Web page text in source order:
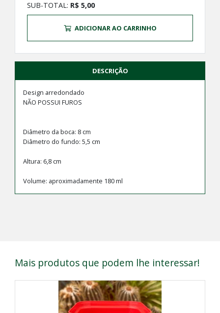
SUB-TOTAL: R$ 5,00
ADICIONAR AO CARRINHO
DESCRIÇÃO
Design arredondado
NÃO POSSUI FUROS
Diâmetro da boca: 8 cm
Diâmetro do fundo: 5,5 cm
Altura: 6,8 cm
Volume: aproximadamente 180 ml
Mais produtos que podem lhe interessar!